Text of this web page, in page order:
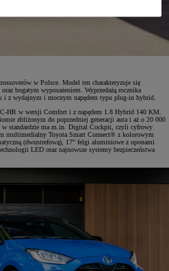
w Polsce. Model ten charakteryzuje się
bogatym wyposażeniem. Wyprzedażą rocznika
i z wydajnym i mocnym napędem typu plug-in hybrid.
HR w wersji Comfort i z napędem 1.8 Hybrid 140 KM.
zbliżonym do poprzedniej generacji auta i aż o 20 000
w standardzie ma m.in. Digital Cockpit, czyli cyfrowy
multimedialny Toyota Smart Connect® z kolorowym
(dwustrefową), 17" felgi aluminiowe z oponami
LED oraz najnowsze systemy bezpieczeństwa